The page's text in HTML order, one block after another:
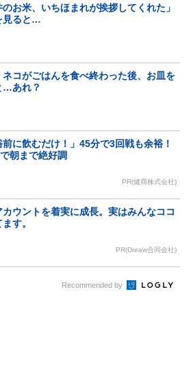
のお米、いちほまれが挨拶してくれた」
見ると…
ネコがごはんを食べ終わった後、お皿を
…あれ？
前に飲むだけ！」45分で3回戦も余裕！
朝まで絶好調
PR(健商株式会社)
カウントを着実に成長。実はみんなココ
す。
PR(Dreaw合同会社)
Recommended by